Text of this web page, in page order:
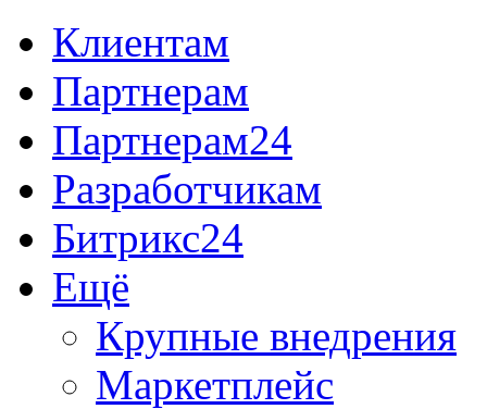
Клиентам
Партнерам
Партнерам24
Разработчикам
Битрикс24
Ещё
Крупные внедрения
Маркетплейс